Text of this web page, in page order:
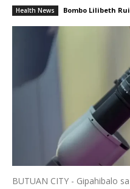
Health News Bombo Lilibeth
BUTUAN CITY - Gipahibalo